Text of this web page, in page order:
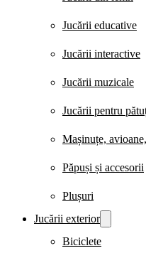
Jucării educative
Jucării interactive
Jucării muzicale
Jucării pentru
Mașinuțe,
Păpuși și accesorii
Plușuri
Jucării exterior
Biciclete